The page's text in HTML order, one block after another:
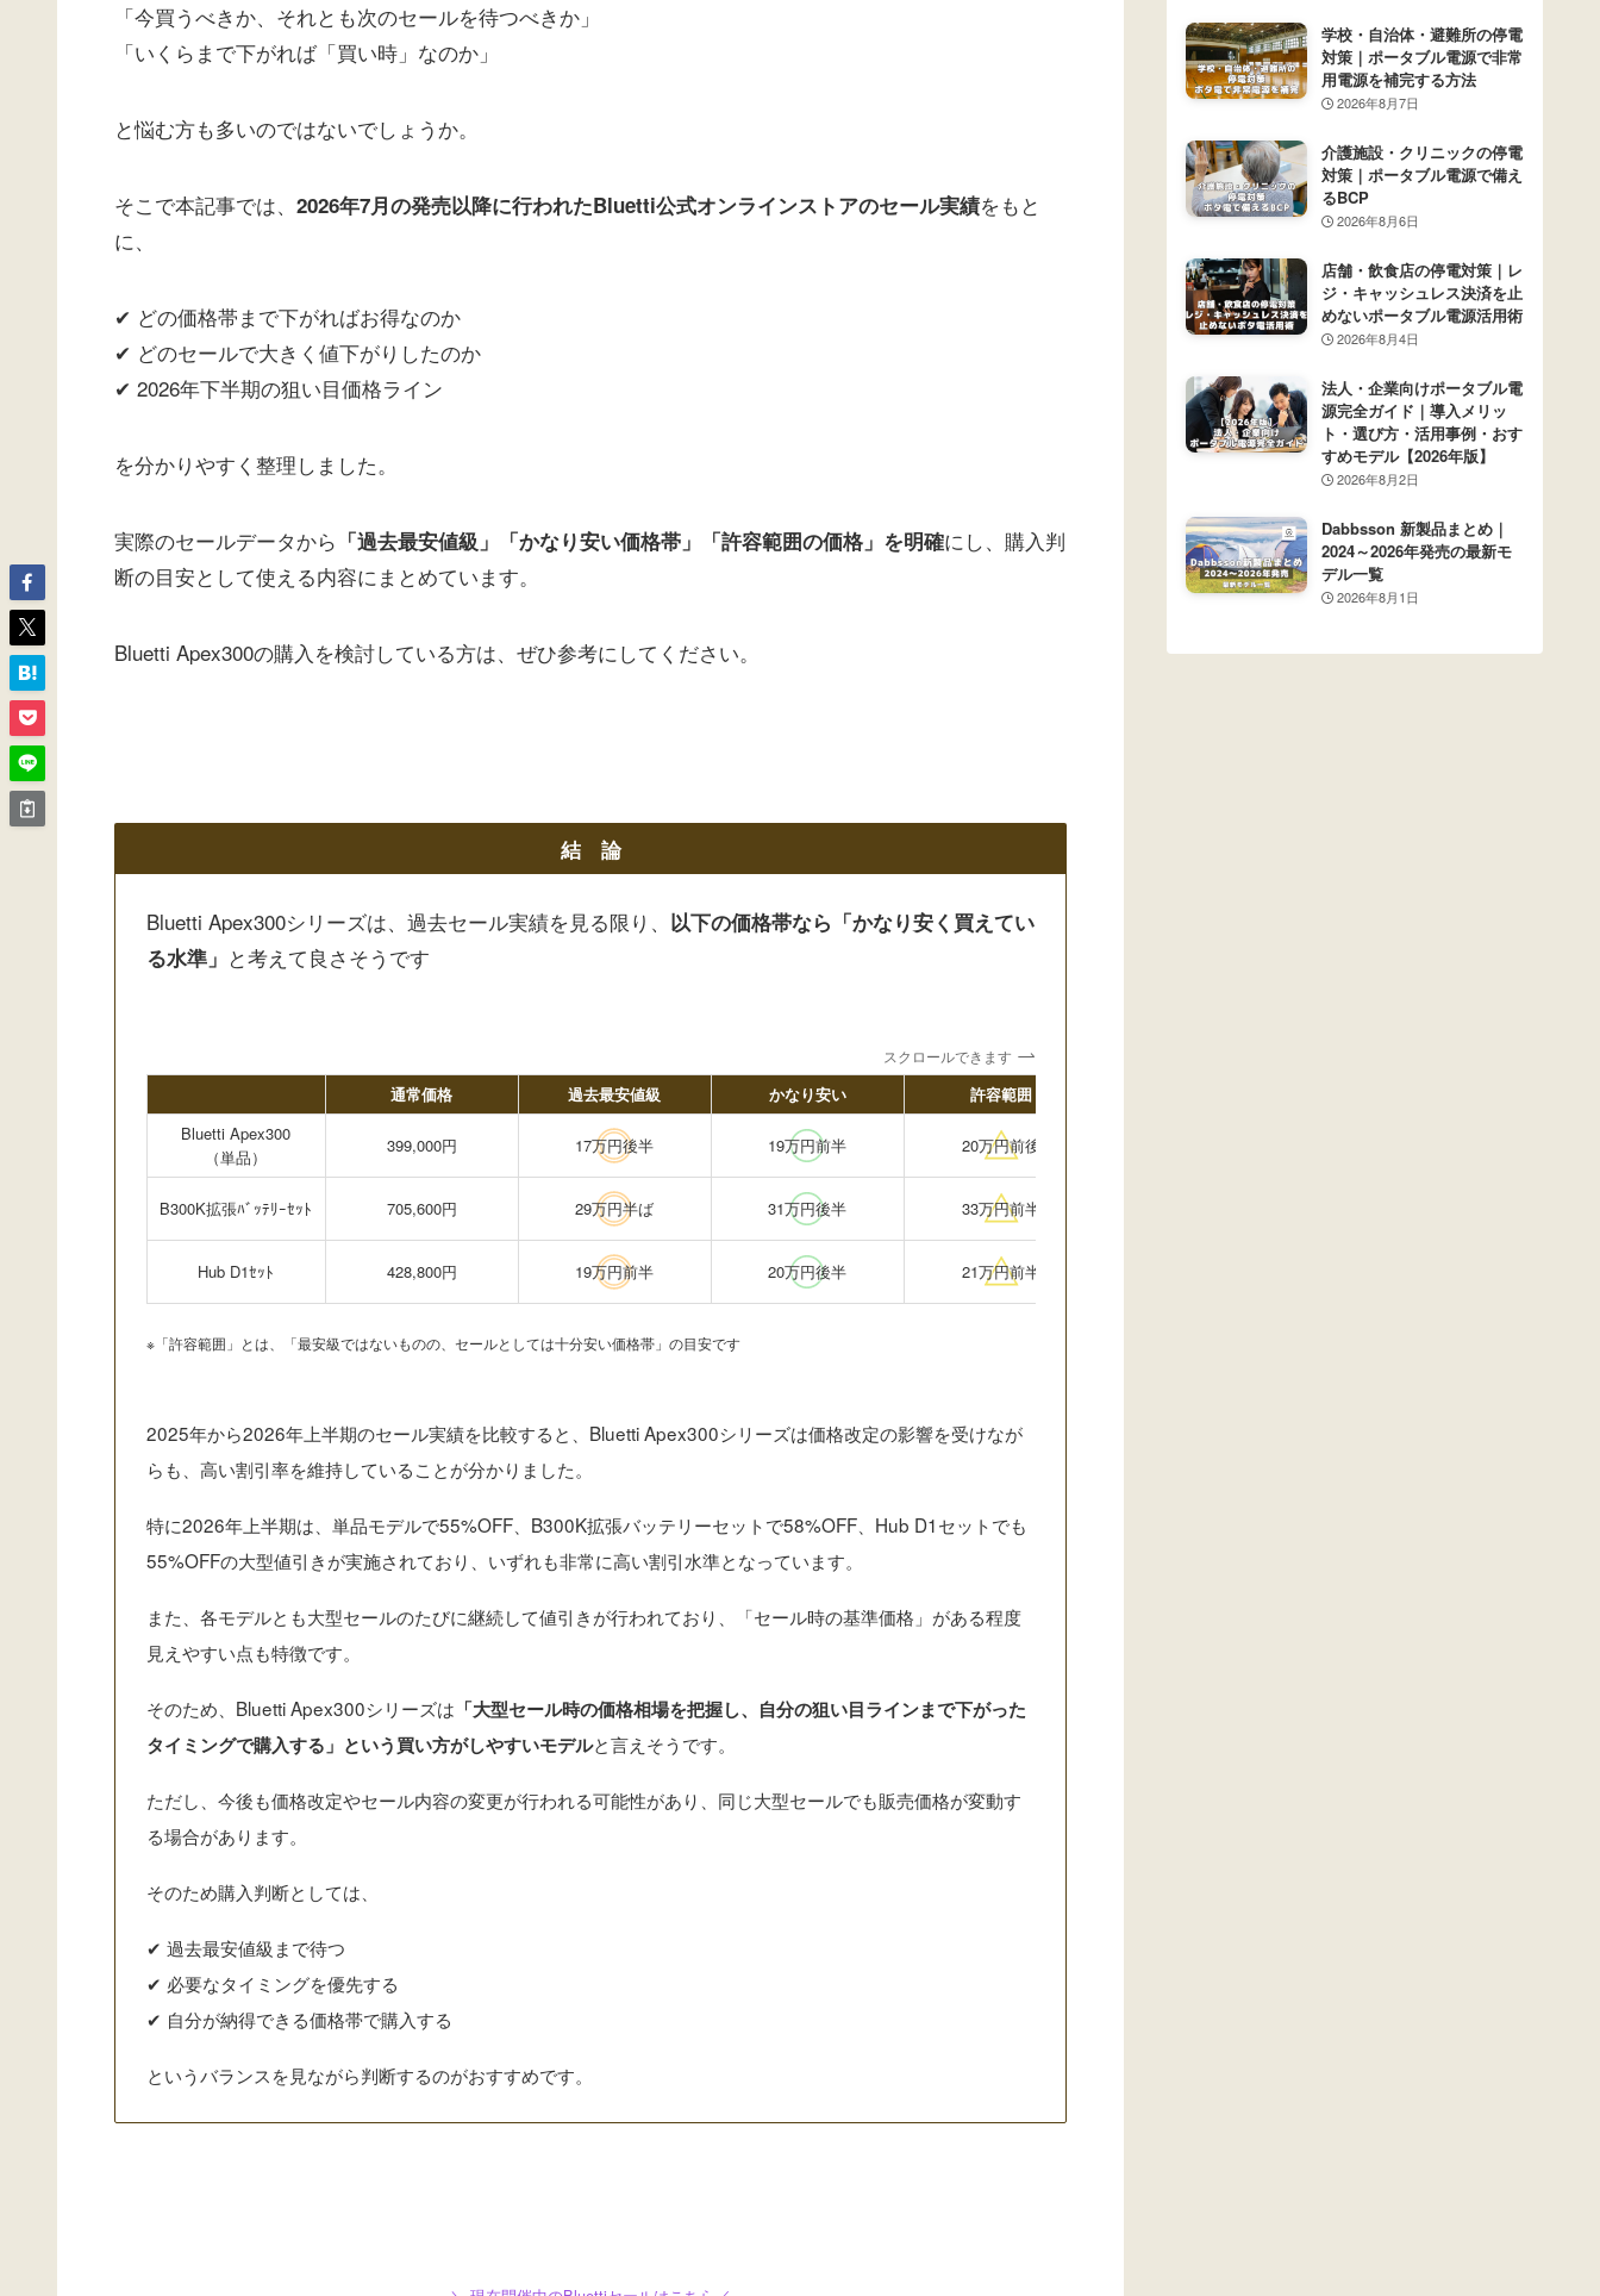
「今買うべきか、それとも次のセールを待つべきか」
「いくらまで下がれば「買い時」なのか」
と悩む方も多いのではないでしょうか。
そこで本記事では、 2026年7月の発売以降に行われたBluetti公式オンラインストアのセール実績をもと
に、
✔ どの価格帯まで下がればお得なのか
✔ どのセールで大きく値下がりしたのか
✔ 2026年下半期の狙い目価格ライン
を分かりやすく整理しました。
実際のセールデータから 「過去最安値級」「かなり安い価格帯」「許容範囲の価格」を明確にし、購入判
断の目安として使える内容にまとめています。
Bluetti Apex300の購入を検討している方は、ぜひ参考にしてください。
結 論
Bluetti Apex300シリーズは、過去セール実績を見る限り、 以下の価格帯なら「かなり安く買えてい
る水準」 と考えて良さそうです
スクロールできます
通常価格 過去最安値級 かなり安い
許容範囲
Bluetti Apex300
（単品）
399,000円 17万円後半 19万円前半 20万円前後
B300K拡張ﾊﾞｯﾃﾘｰｾｯﾄ 705,600円 29万円半ば 31万円後半 33万円前半
Hub D1ｾｯﾄ 428,800円 19万円前半 20万円後半 21万円前半
※「許容範囲」とは、「最安級ではないものの、セールとしては十分安い価格帯」の目安です
2025年から2026年上半期のセール実績を比較すると、Bluetti Apex300シリーズは価格改定の影響を受けなが
らも、高い割引率を維持していることが分かりました。
特に2026年上半期は、単品モデルで55%OFF、B300K拡張バッテリーセットで58%OFF、Hub D1セットでも
55%OFFの大型値引きが実施されており、いずれも非常に高い割引水準となっています。
また、各モデルとも大型セールのたびに継続して値引きが行われており、「セール時の基準価格」がある程度
見えやすい点も特徴です。
そのため、Bluetti Apex300シリーズは 「大型セール時の価格相場を把握し、自分の狙い目ラインまで下がった
タイミングで購入する」という買い方がしやすいモデルと言えそうです。
ただし、今後も価格改定やセール内容の変更が行われる可能性があり、同じ大型セールでも販売価格が変動す
る場合があります。
そのため購入判断としては、
✔ 過去最安値級まで待つ
✔ 必要なタイミングを優先する
✔ 自分が納得できる価格帯で購入する
というバランスを見ながら判断するのがおすすめです。
学校・自治体・避難所の停電
対策｜ポータブル電源で非常
用電源を補完する方法
2026年8月7日
介護施設・クリニックの停電
対策｜ポータブル電源で備え
るBCP
2026年8月6日
店舗・飲食店の停電対策｜レ
ジ・キャッシュレス決済を止
めないポータブル電源活用術
2026年8月4日
法人・企業向けポータブル電
源完全ガイド｜導入メリッ
ト・選び方・活用事例・おす
すめモデル【2026年版】
2026年8月2日
Dabbsson 新製品まとめ｜
2024～2026年発売の最新モ
デル一覧
2026年8月1日